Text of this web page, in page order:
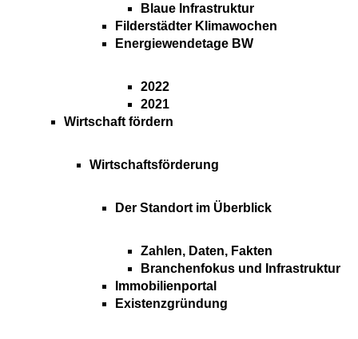
Blaue Infrastruktur
Filderstädter Klimawochen
Energiewendetage BW
2022
2021
Wirtschaft fördern
Wirtschaftsförderung
Der Standort im Überblick
Zahlen, Daten, Fakten
Branchenfokus und Infrastruktur
Immobilienportal
Existenzgründung